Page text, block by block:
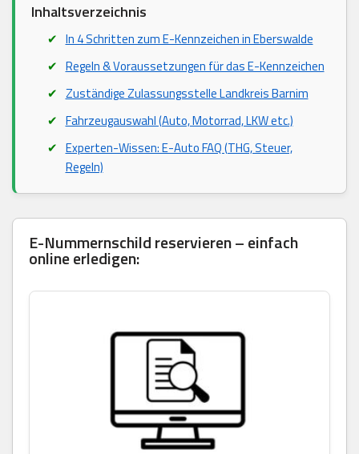
Inhaltsverzeichnis
In 4 Schritten zum E-Kennzeichen in Eberswalde
Regeln & Voraussetzungen für das E-Kennzeichen
Zuständige Zulassungsstelle Landkreis Barnim
Fahrzeugauswahl (Auto, Motorrad, LKW etc.)
Experten-Wissen: E-Auto FAQ (THG, Steuer,
Regeln)
E-Nummernschild reservieren – einfach
online erledigen: